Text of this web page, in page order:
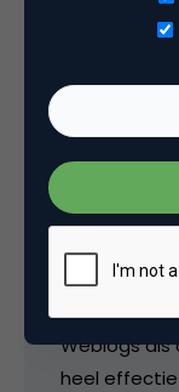
Jan, dank
jou dat
dat inhoudt,
de basis
Weblogs
heel